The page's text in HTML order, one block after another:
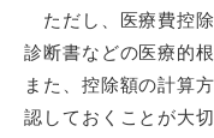
ただし、医療費控
診断書などの医療的
また、控除額の計算
認しておくことが大